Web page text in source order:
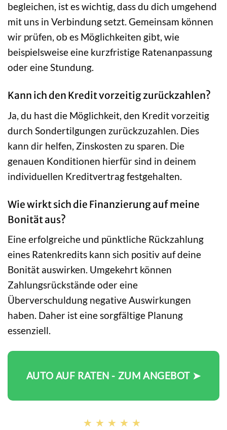
begleichen, ist es wichtig, dass du dich umgehend
mit uns in Verbindung setzt. Gemeinsam können
wir prüfen, ob es Möglichkeiten gibt, wie
beispielsweise eine kurzfristige Ratenanpassung
oder eine Stundung.
Kann ich den Kredit vorzeitig zurückzahlen?
Ja, du hast die Möglichkeit, den Kredit vorzeitig
durch Sondertilgungen zurückzuzahlen. Dies
kann dir helfen, Zinskosten zu sparen. Die
genauen Konditionen hierfür sind in deinem
individuellen Kreditvertrag festgehalten.
Wie wirkt sich die Finanzierung auf meine
Bonität aus?
Eine erfolgreiche und pünktliche Rückzahlung
eines Ratenkredits kann sich positiv auf deine
Bonität auswirken. Umgekehrt können
Zahlungsrückstände oder eine
Überverschuldung negative Auswirkungen
haben. Daher ist eine sorgfältige Planung
essenziell.
AUTO AUF RATEN - ZUM ANGEBOT ➤
★★★★★
★★★★★